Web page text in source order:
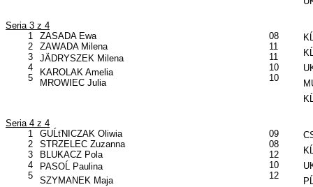
Seria 3 z 4
1
2
3
4
5
ZASADA Ewa
ZAWADA Milena
JÄDRYSZEK Milena
KAROLAK Amelia
MROWIEC Julia
08
11
11
10
10
Seria 4 z 4
1
2
3
4
5
GUĹťNICZAK Oliwia
STRZELEC Zuzanna
BLUKACZ Pola
PASOĹ Paulina
SZYMANEK Maja
09
08
12
10
12